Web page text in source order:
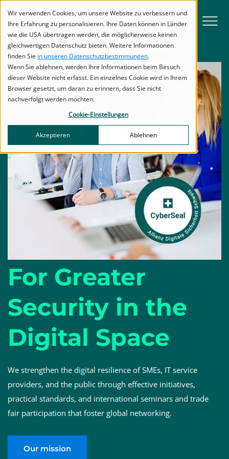
Wir verwenden Cookies, um unsere Website zu verbessern und
Ihre Erfahrung zu personalisieren. Ihre Daten können in Länder
wie die USA übertragen werden, die möglicherweise keinen
gleichwertigen Datenschutz bieten. Weitere Informationen
finden Sie in unseren Datenschutzbestimmungen.
Wenn Sie ablehnen, werden Ihre Informationen beim Besuch
dieser Website nicht erfasst. Ein einzelnes Cookie wird in Ihrem
Browser gesetzt, um daran zu erinnern, dass Sie nicht
nachverfolgt werden möchten.
Cookie-Einstellungen
Akzeptieren Ablehnen
Navigation
Inhalt
Menu
For Greater
Security in the
Digital Space
We strengthen the digital resilience of SMEs, IT service
providers, and the public through effective initiatives,
practical standards, and international seminars and trade
fair participation that foster global networking.
Our mission
Titel
Titel